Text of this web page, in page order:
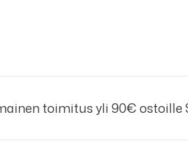
toimitus yli 90€ ostoille